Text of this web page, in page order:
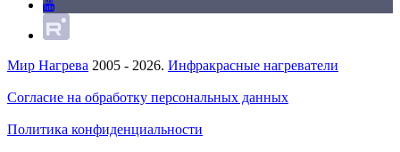
Мир Нагрева 2005 - 2026. Инфракрасные нагреватели
Согласие на обработку персональных данных
Политика конфиденциальности